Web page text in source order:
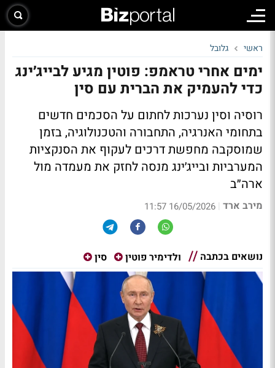
ראשי גלובל
ימים אחרי טראמפ: פוטין מגיע לבייג׳ינג
כדי להעמיק את הברית עם סין
רוסיה וסין נערכות לחתום על הסכמים חדשים
בתחומי האנרגיה, התחבורה והטכנולוגיה, בזמן
שמוסקבה מחפשת דרכים לעקוף את הסנקציות
המערביות ובייג׳ינג מנסה לחזק את מעמדה מול
ארה״ב
מירב ארד |
16/05/2026 11:57
נושאים בכתבה ולדימיר פוטין סין